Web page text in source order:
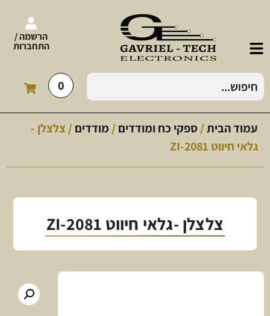
הרשמה /
התחברות
0
עמוד הבית/ ספקי כח ומודדים / מודדים / צלצלן -
גלאי חיווט ZI-2081
צלצלן -גלאי חיווט ZI-2081